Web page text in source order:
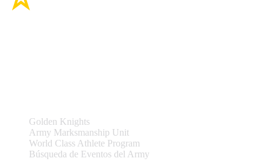
Golden Knights
Army Marksmanship Unit
World Class Athlete Program
Búsqueda de Eventos del Army